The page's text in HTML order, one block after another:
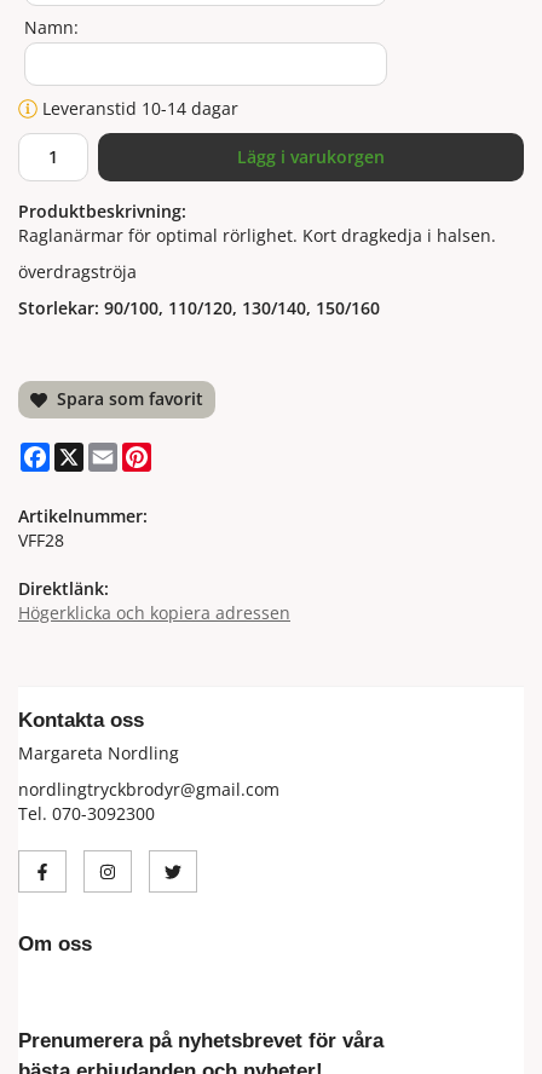
Namn:
Leveranstid 10-14 dagar
Lägg i varukorgen
Produktbeskrivning:
Raglanärmar för optimal rörlighet. Kort dragkedja i halsen.
överdragströja
Storlekar: 90/100, 110/120, 130/140, 150/160
Spara som favorit
Facebook
X Email
Artikelnummer:
VFF28
Direktlänk:
Högerklicka och kopiera adressen
Kontakta oss
Margareta Nordling
nordlingtryckbrodyr@gmail.com
Tel. 070-3092300
Om oss
Prenumerera på nyhetsbrevet för våra